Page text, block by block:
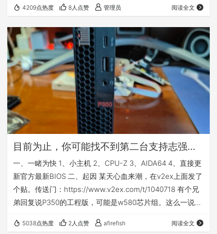
地址，就能基于无状态的DHCPv6获取到固定后缀的IPv6
了。 用管理员权限打开PowerShell，输入Get-
NetIPv6Protocol 需要把这两项同时设置为禁用。 重启网络
适配器生效。 然后iKuai防火墙里面就能根据…
4209点热度 8人点赞 管理员 阅读全文
目前为止，你可能找不到第二台支持志强的1L小主机（P350 Tiny+W-1350+ECC+双NVME+PCIE扩展）!!!
一、一睹为快 1、小主机 2、CPU-Z 3、AIDA64 4、直接更
新官方最新BIOS 二、起因 某天心血来潮，在v2ex上面发了
个贴。传送门：https://www.v2ex.com/t/1040718 有个兄
弟回复说P350的工程版，可能是w580芯片组。这么一说，
然，翻车了。 虽然说板子的rev0.3的工程版，但是芯片组确
5038点热度 2人点赞 afirefish 阅读全文